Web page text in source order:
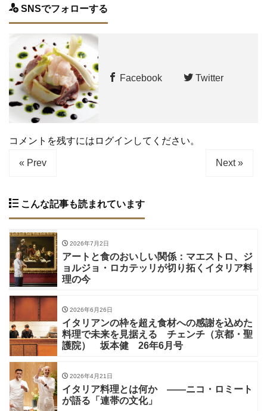
SNSでフォローする
Facebook Twitter
コメントを残すにはログインしてください。
« Prev Next »
こんな記事も読まれています
2026年7月2日
アートと食のおいしい関係：マエストロ、ジ
ョルジョ・ロカテッリが切り拓くイタリア料
理の今
2026年6月26日
イタリアンの枠を超え食材への感謝を込めた
料理で未来を見据える チェンチ（京都・聖
護院） 坂本健 26年6月号
2026年4月21日
イタリア料理とは何か ——ニコ・ロミート
が語る「連帯の文化」